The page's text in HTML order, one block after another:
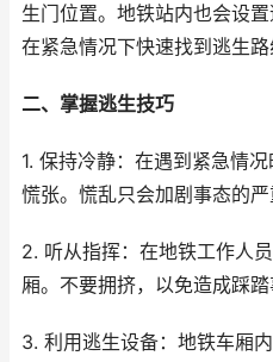
生门位置。地铁站内也会设
在紧急情况下快速找到逃生路
二、掌握逃生技巧
1. 保持冷静：在遇到紧急情
慌张。慌乱只会加剧事态的严
2. 听从指挥：在地铁工作人
厢。不要拥挤，以免造成踩踏
3. 利用逃生设备：地铁车厢